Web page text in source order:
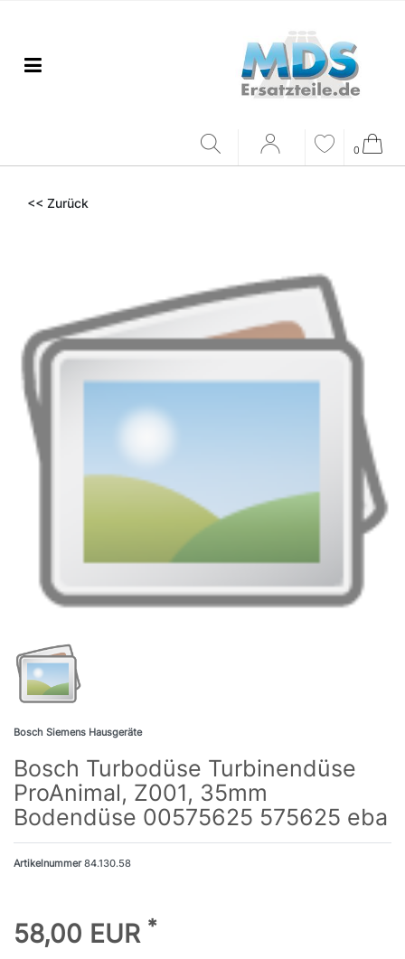
0
<< Zurück
Bosch Siemens Hausgeräte
Bosch Turbodüse Turbinendüse
ProAnimal, Z001, 35mm
Bodendüse 00575625 575625 eba
Artikelnummer84.130.58
58,00 EUR *